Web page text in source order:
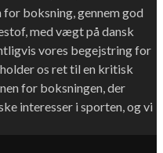
boksning, gennem god
med vægt på dansk
vores begejstring for
os ret til en kritisk
for boksningen, der
interesser i sporten, og vi